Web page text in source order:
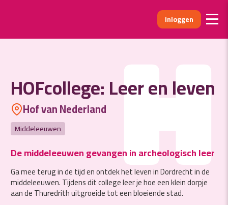
Inloggen
H
HOFcollege: Leer en leven
Hof van Nederland
Middeleeuwen
De middeleeuwen gevangen in archeologisch leer
Ga mee terug in de tijd en ontdek het leven in Dordrecht in de
middeleeuwen. Tijdens dit college leer je hoe een klein dorpje
aan de Thuredrith uitgroeide tot een bloeiende stad.